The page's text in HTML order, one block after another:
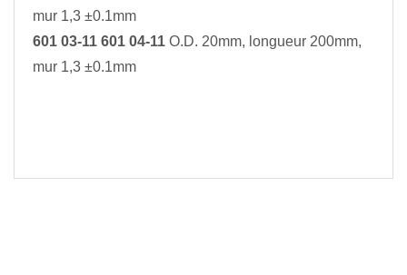
mur 1,3 ±0.1mm
601 03-11 601 04-11 O.D. 20mm, longueur 200mm,
mur 1,3 ±0.1mm